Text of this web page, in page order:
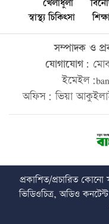
খেলাধুলা
স্বাস্থ্য চিকিৎসা
সম্পাদক ও
যোগাযোগ:
অফিস: ভিয়া
প্রকাশিত/প্রচারিত কোনো
ভিডিওচিত্র, অডিও